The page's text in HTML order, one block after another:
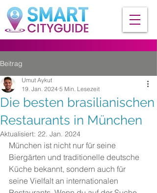
Beitrag
Die besten brasilianischen
Restaurants in München
Umut Aykut
19. Jan. 2024 5 Min. Lesezeit
Aktualisiert: 22. Jan. 2024
München ist nicht nur für seine
Biergärten und traditionelle deutsche
Küche bekannt, sondern auch für
seine Vielfalt an internationalen